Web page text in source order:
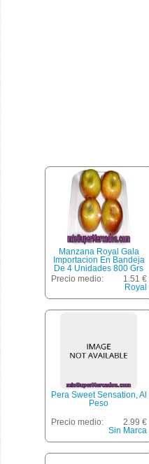
Manzana Royal Gala
Importacion En Bandeja
De 4 Unidades 800 Grs
Precio medio:
1.51 €
Royal
Pera Sweet Sensation, Al
Peso
Precio medio:
2.99 €
Sin Marca